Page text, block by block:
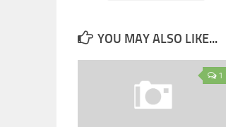
YOU MAY ALSO LIKE...
1